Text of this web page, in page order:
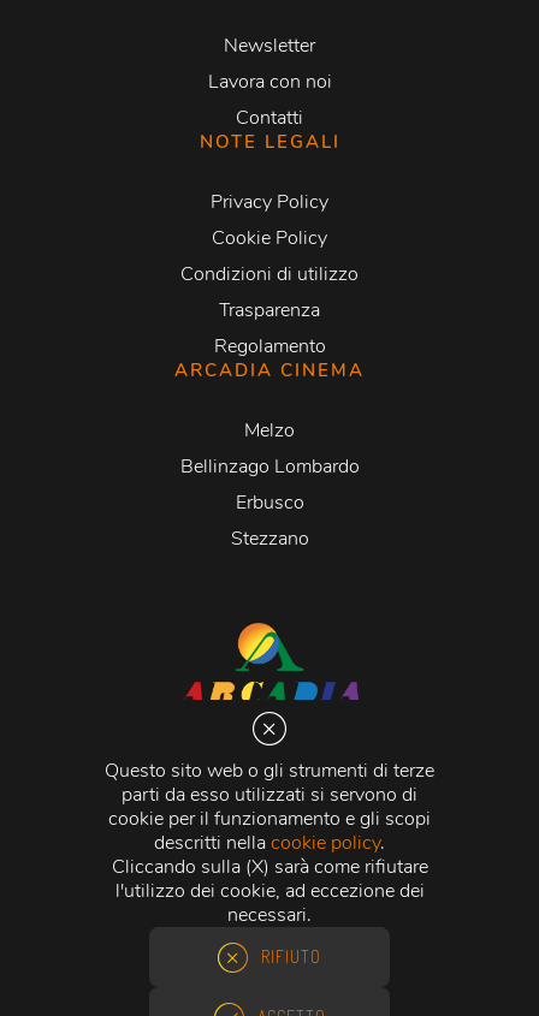
Questo sito web o gli strumenti di terze
parti da esso utilizzati si servono di
cookie per il funzionamento e gli scopi
descritti nellacookie policy.
Cliccando sulla (X) sarà come rifiutare
l'utilizzo dei cookie, ad eccezione dei
necessari.
RIFIUTO
Newsletter
Lavora con noi
Contatti
NOTE LEGALI
Privacy Policy
Cookie Policy
Condizioni di utilizzo
Trasparenza
Regolamento
ARCADIA CINEMA
Melzo
Bellinzago Lombardo
Erbusco
Stezzano
Via Martiri della Libertà 20066 Melzo (MI)
C.C.I.A.A. - R.E.A di Milano n. 1427910
Registro delle Imprese di Milano n. 338392 -
Fiscale e Partita Iva11015840157 | Capitale Sociale
500.000,00 i.v.
Credits:Crea Informatica S.r.l. 2026 © Tutti i diritti
riservati.